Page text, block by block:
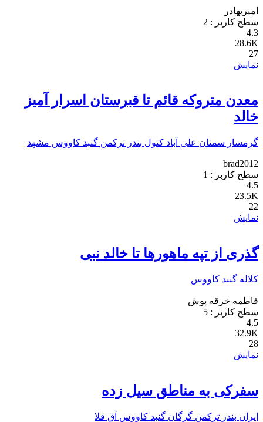
امیربهادر
سطح کاربر : 2
4.3
28.6K
27
نمایش
معدن متروکه قائم تا قبرستان اسرار آمیز
خالد
گرمسار سمنان علی آباد کتول بندر ترکمن گنبد کاووس مشهد
brad2012
سطح کاربر : 1
4.5
23.5K
22
نمایش
گذری از تپه ماهورها تا خالد نبی
کلاله گنبد کاووس
فاطمه خرقه پوش
سطح کاربر : 5
4.5
32.9K
28
نمایش
سفرکی به مناطق سیل زده
ایران بندر ترکمن گرگان گنبد کاووس آق قلا